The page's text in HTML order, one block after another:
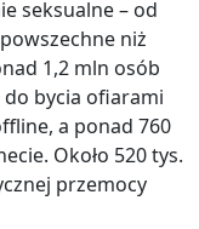
seksualne – od
niż
1,2 mln osób
do bycia ofiarami
a ponad 760
Około 520 tys.
przemocy